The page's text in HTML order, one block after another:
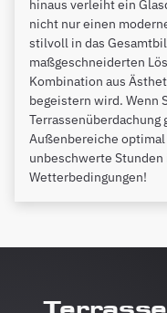
hinaus verleiht ein
nicht nur einen
stilvoll in das
maßgeschneiderten
Kombination aus
begeistern wird. Wenn
Terrassenüberdachung
Außenbereiche
unbeschwerte Stunden
Wetterbedingungen!